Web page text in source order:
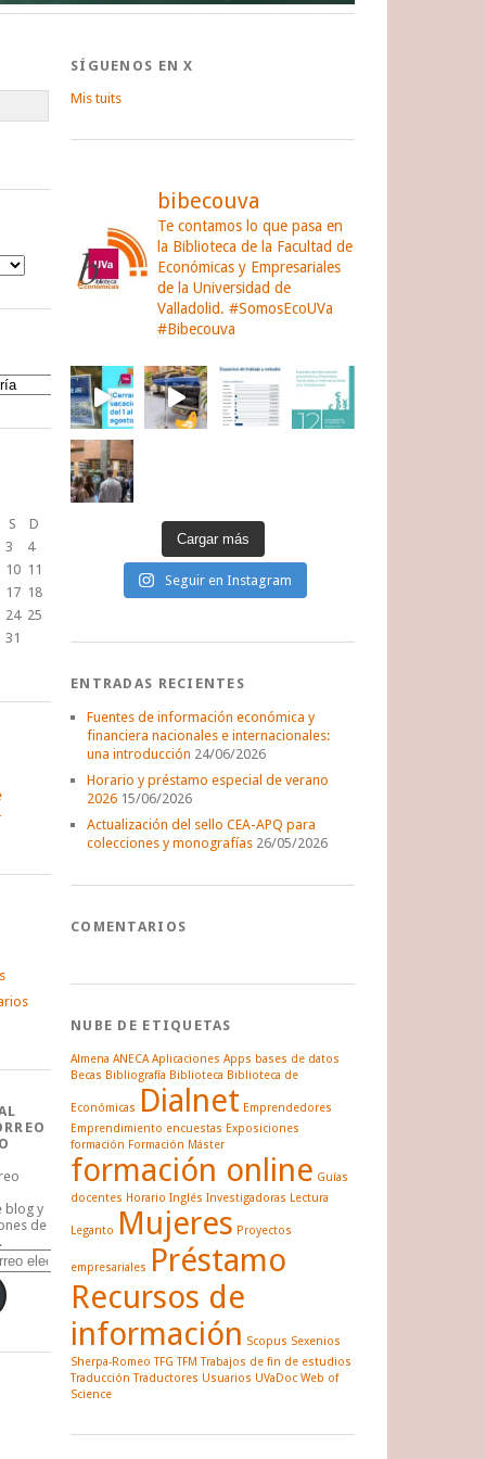
S
D
3
4
10 11
17 18
24 25
31
blog y
de
SÍGUENOS EN X
Mis tuits
bibecouva
Te contamos lo que pasa en
la Biblioteca de la Facultad de
Económicas y Empresariales
de la Universidad de
Valladolid. #SomosEcoUVa
#Bibecouva
Cargar más
Seguir en Instagram
ENTRADAS RECIENTES
Fuentes de información económica y
financiera nacionales e internacionales:
una introducción 24/06/2026
Horario y préstamo especial de verano
2026 15/06/2026
Actualización del sello CEA-APQ para
colecciones y monografías 26/05/2026
COMENTARIOS
NUBE DE ETIQUETAS
Almena ANECA Aplicaciones Apps bases de datos
Becas Bibliografía Biblioteca Biblioteca de
Económicas Dialnet Emprendedores
Emprendimiento encuestas Exposiciones
formación Formación Máster
formación online Guías
docentes Horario Inglés Investigadoras Lectura
Leganto Mujeres Proyectos
empresariales Préstamo
Recursos de
información Scopus Sexenios
Sherpa-Romeo TFG TFM Trabajos de fin de estudios
Traducción Traductores Usuarios UVaDoc Web of
Science